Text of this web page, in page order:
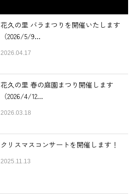
花久の里 バラまつりを開催いたします
（2026/5/9...
2026.04.17
花久の里 春の庭園まつり開催します
（2026/4/12...
2026.03.18
クリスマスコンサートを開催します！
2025.11.13